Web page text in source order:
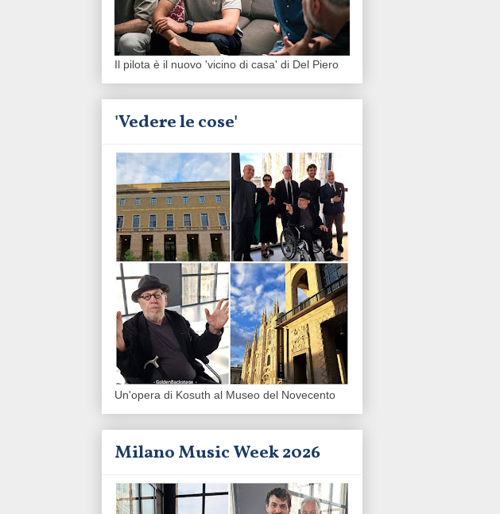
Il pilota è il nuovo 'vicino di casa' di Del Piero
'Vedere le cose'
Un'opera di Kosuth al Museo del Novecento
Milano Music Week 2026